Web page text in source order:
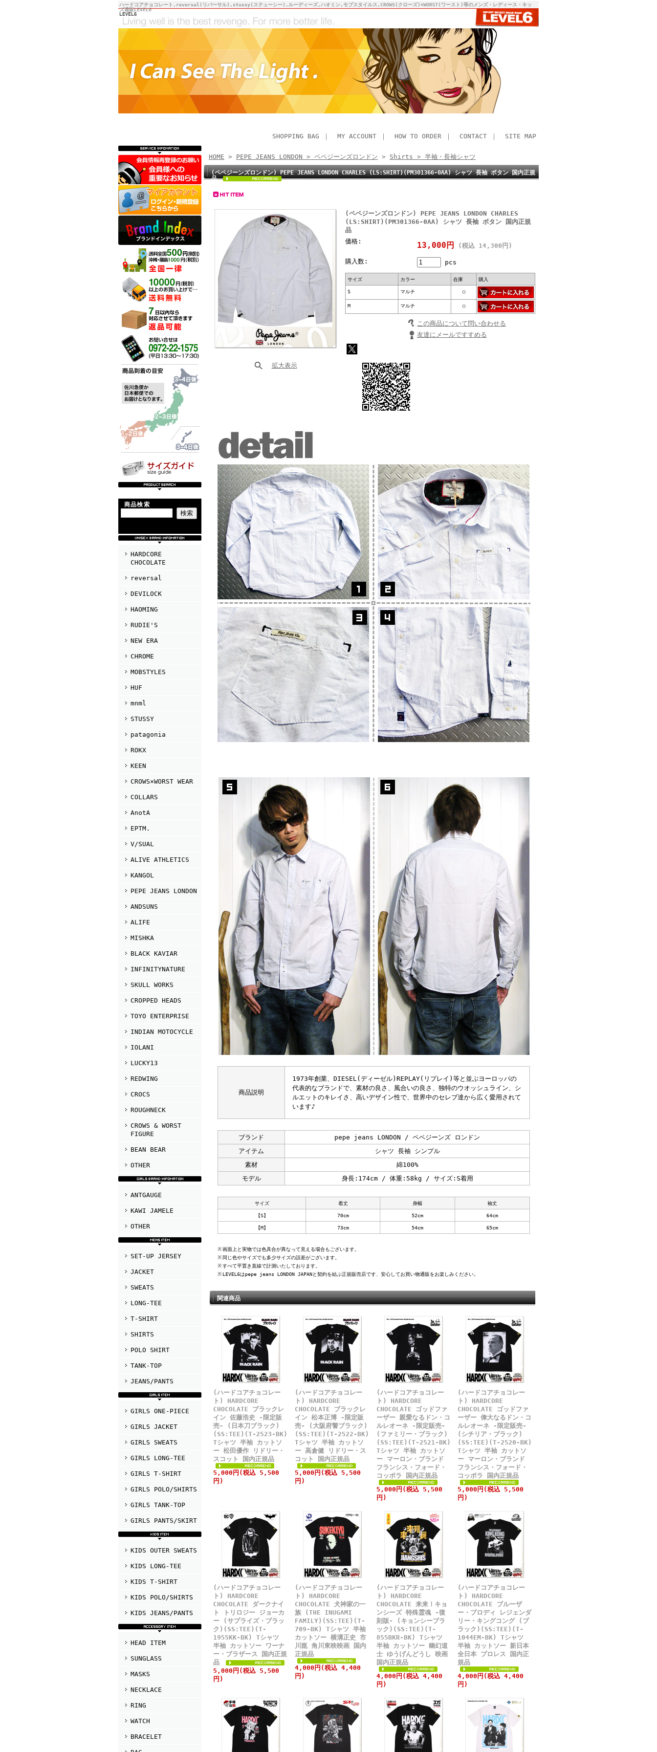
ハードコアチョコレート,reversal(リバーサル),stussy(ステューシー),ルーディーズ,ハオミン,モブスタイルス,CROWS(クローズ)×WORST(ワースト)等のメンズ・レディース・キッ
ズ通販LEVEL6
LEVEL6
SHOPPING BAG ｜ MY ACCOUNT ｜ HOW TO ORDER ｜ CONTACT ｜ SITE MAP
商品検索
HARDCORE
CHOCOLATE
reversal
DEVILOCK
HAOMING
RUDIE'S
NEW ERA
CHROME
MOBSTYLES
HUF
mnml
STUSSY
patagonia
ROKX
KEEN
CROWS×WORST WEAR
COLLARS
AnotA
EPTM.
V/SUAL
ALIVE ATHLETICS
KANGOL
PEPE JEANS LONDON
ANDSUNS
ALIFE
MISHKA
BLACK KAVIAR
INFINITYNATURE
SKULL WORKS
CROPPED HEADS
TOYO ENTERPRISE
INDIAN MOTOCYCLE
IOLANI
LUCKY13
REDWING
CROCS
ROUGHNECK
CROWS & WORST
FIGURE
BEAN BEAR
OTHER
ANTGAUGE
KAWI JAMELE
OTHER
SET-UP JERSEY
JACKET
SWEATS
LONG-TEE
T-SHIRT
SHIRTS
POLO SHIRT
TANK-TOP
JEANS/PANTS
GIRLS ONE-PIECE
GIRLS JACKET
GIRLS SWEATS
GIRLS LONG-TEE
GIRLS T-SHIRT
GIRLS POLO/SHIRTS
GIRLS TANK-TOP
GIRLS PANTS/SKIRT
KIDS OUTER SWEATS
KIDS LONG-TEE
KIDS T-SHIRT
KIDS POLO/SHIRTS
KIDS JEANS/PANTS
HEAD ITEM
SUNGLASS
MASKS
NECKLACE
RING
WATCH
BRACELET
HOME > PEPE JEANS LONDON > ペペジーンズロンドン > Shirts > 半袖・長袖シャツ
(ペペジーンズロンドン) PEPE JEANS LONDON CHARLES (LS:SHIRT)(PM301366-0AA) シャツ 長袖 ボタン 国内正規
品
拡大表示
(ペペジーンズロンドン) PEPE JEANS LONDON CHARLES
(LS:SHIRT)(PM301366-0AA) シャツ 長袖 ボタン 国内正規
品
価格:
13,000円 (税込 14,300円)
購入数: pcs
サイズ カラー 在庫 購入
S マルチ ○
M マルチ ○
この商品について問い合わせる
友達にメールですすめる
商品説明
1973年創業、DIESEL(ディーゼル)REPLAY(リプレイ)等と並ぶヨーロッパの
代表的なブランドで、素材の良さ、風合いの良さ、独特のウオッシュライン、シ
ルエットのキレイさ、高いデザイン性で、世界中のセレブ達から広く愛用されて
います♪
ブランド
pepe jeans LONDON / ペペジーンズ ロンドン
アイテム
シャツ 長袖 シンプル
素材
綿100%
モデル
身長:174cm / 体重:58kg / サイズ:S着用
サイズ 着丈 身幅 袖丈
【S】 70cm 52cm 64cm
【M】 73cm 54cm 65cm
※画面上と実物では色具合が異なって見える場合もございます。
※同じ色やサイズでも多少サイズの誤差がございます。
※すべて平置き直線で計測いたしております。
※ LEVEL6はpepe jeans LONDON JAPANと契約を結ぶ正規販売店です、安心してお買い物通販をお楽しみください。
関連商品
(ハードコアチョコレー
ト) HARDCORE
CHOCOLATE ブラックレ
イン 佐藤浩史 -限定販
売- (日本刀ブラック)
(SS:TEE)(T-2523-BK)
Tシャツ 半袖 カットソ
ー 松田優作 リドリー・
スコット 国内正規品
5,000円(税込 5,500
円)
(ハードコアチョコレー
ト) HARDCORE
CHOCOLATE ブラックレ
イン 松本正博 -限定販
売- (大阪府警ブラック)
(SS:TEE)(T-2522-BK)
Tシャツ 半袖 カットソ
ー 高倉健 リドリー・ス
コット 国内正規品
5,000円(税込 5,500
円)
(ハードコアチョコレー
ト) HARDCORE
CHOCOLATE ゴッドファ
ーザー 親愛なるドン・コ
ルレオーネ -限定販売-
(ファミリー・ブラック)
(SS:TEE)(T-2521-BK)
Tシャツ 半袖 カットソ
ー マーロン・ブランド
フランシス・フォード・
コッポラ 国内正規品
5,000円(税込 5,500
円)
(ハードコアチョコレー
ト) HARDCORE
CHOCOLATE ゴッドファ
ーザー 偉大なるドン・コ
ルレオーネ -限定販売-
(シチリア・ブラック)
(SS:TEE)(T-2520-BK)
Tシャツ 半袖 カットソ
ー マーロン・ブランド
フランシス・フォード・
コッポラ 国内正規品
5,000円(税込 5,500
円)
(ハードコアチョコレー
ト) HARDCORE
CHOCOLATE ダークナイ
ト トリロジー ジョーカ
ー (サプライズ・ブラッ
ク)(SS:TEE)(T-
1955KK-BK) Tシャツ
半袖 カットソー ワーナ
ー・ブラザース 国内正規
品
5,000円(税込 5,500
円)
(ハードコアチョコレー
ト) HARDCORE
CHOCOLATE 犬神家の一
族 (THE INUGAMI
FAMILY)(SS:TEE)(T-
709-BK) Tシャツ 半袖
カットソー 横溝正史 市
川崑 角川東映映画 国内
正規品
4,000円(税込 4,400
円)
(ハードコアチョコレー
ト) HARDCORE
CHOCOLATE 来来！キョ
ンシーズ 特殊霊魂 -復
刻版- (キョンシーブラ
ック)(SS:TEE)(T-
855BKR-BK) Tシャツ
半袖 カットソー 幽幻道
士 ゆうげんどうし 映画
国内正規品
4,000円(税込 4,400
円)
(ハードコアチョコレー
ト) HARDCORE
CHOCOLATE ブルーザ
ー・ブロディ レジェンダ
リー・キングコング (ブ
ラック)(SS:TEE)(T-
1044EM-BK) Tシャツ
半袖 カットソー 新日本
全日本 プロレス 国内正
規品
4,000円(税込 4,400
円)